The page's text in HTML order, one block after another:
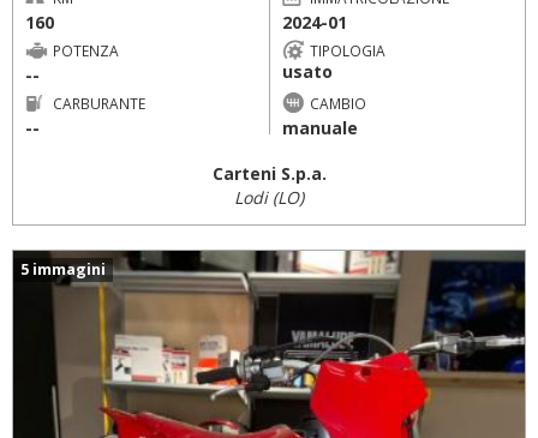
160 2024-01
POTENZA
--
TIPOLOGIA
usato
CARBURANTE
--
CAMBIO
manuale
Carteni S.p.a.
Lodi (LO)
5 immagini